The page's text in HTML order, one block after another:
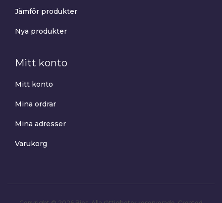
Jämför produkter
Nya produkter
Mitt konto
Mitt konto
Mina ordrar
Mina adresser
Varukorg